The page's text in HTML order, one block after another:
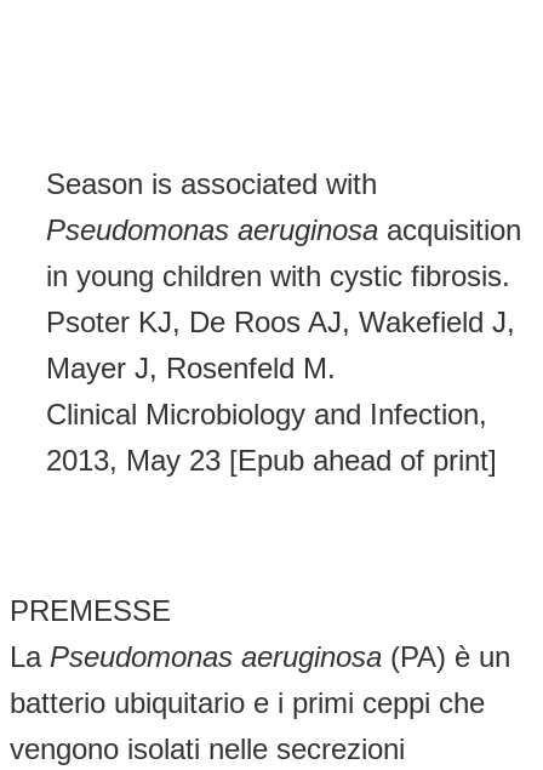
Season is associated with
Pseudomonas aeruginosa acquisition
in young children with cystic fibrosis.
Psoter KJ, De Roos AJ, Wakefield J,
Mayer J, Rosenfeld M.
Clinical Microbiology and Infection,
2013, May 23 [Epub ahead of print]
PREMESSE
La Pseudomonas aeruginosa (PA) è un
batterio ubiquitario e i primi ceppi che
vengono isolati nelle secrezioni